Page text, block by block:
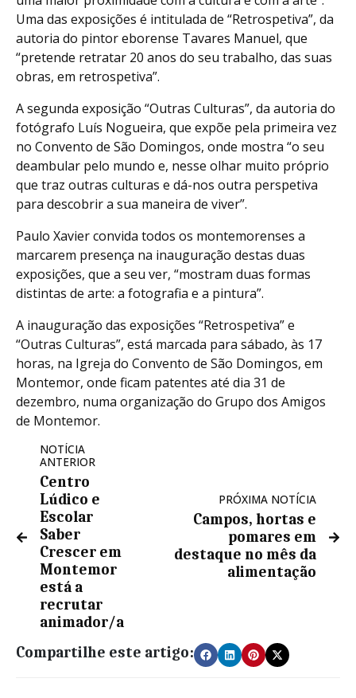
Uma das exposições é intitulada de “Retrospetiva”, da
autoria do pintor eborense Tavares Manuel, que
“pretende retratar 20 anos do seu trabalho, das suas
obras, em retrospetiva”.
A segunda exposição “Outras Culturas”, da autoria do
fotógrafo Luís Nogueira, que expõe pela primeira vez
no Convento de São Domingos, onde mostra “o seu
deambular pelo mundo e, nesse olhar muito próprio
que traz outras culturas e dá-nos outra perspetiva
para descobrir a sua maneira de viver”.
Paulo Xavier convida todos os montemorenses a
marcarem presença na inauguração destas duas
exposições, que a seu ver, “mostram duas formas
distintas de arte: a fotografia e a pintura”.
A inauguração das exposições “Retrospetiva” e
“Outras Culturas”, está marcada para sábado, às 17
horas, na Igreja do Convento de São Domingos, em
Montemor, onde ficam patentes até dia 31 de
dezembro, numa organização do Grupo dos Amigos
de Montemor.
NOTÍCIA
ANTERIOR
Centro
Lúdico e
Escolar
Saber
Crescer em
Montemor
está a
recrutar
animador/a
PRÓXIMA NOTÍCIA
Campos, hortas e
pomares em
destaque no mês da
alimentação
Compartilhe este artigo: